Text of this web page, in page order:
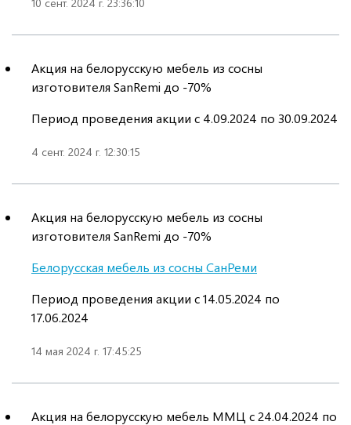
Акция на белорусскую мебель из сосны
изготовителя SanRemi до -70%
Период проведения акции с 4.09.2024 по 30.09.2024
4 сент. 2024 г. 12:30:15
Акция на белорусскую мебель из сосны
изготовителя SanRemi до -70%
Белорусская мебель из сосны СанРеми
Период проведения акции с 14.05.2024 по
17.06.2024
14 мая 2024 г. 17:45:25
Акция на белорусскую мебель ММЦ c 24.04.2024 по